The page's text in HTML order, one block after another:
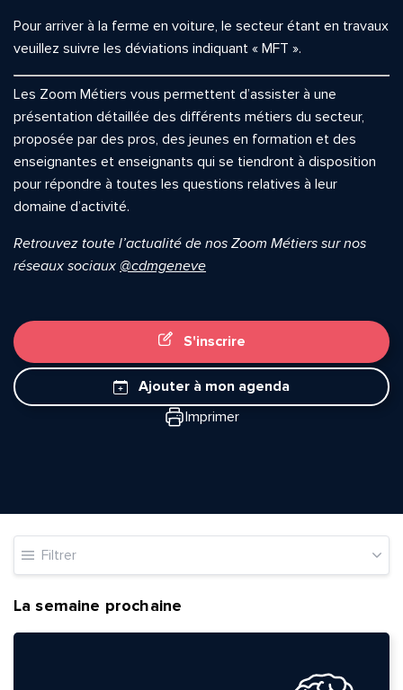
Pour arriver à la ferme en voiture, le secteur étant en travaux
veuillez suivre les déviations indiquant « MFT ».
Les Zoom Métiers vous permettent d’assister à une
présentation détaillée des différents métiers du secteur,
proposée par des pros, des jeunes en formation et des
enseignantes et enseignants qui se tiendront à disposition
pour répondre à toutes les questions relatives à leur
domaine d’activité.
Retrouvez toute l’actualité de nos Zoom Métiers sur nos
réseaux sociaux @cdmgeneve
S'inscrire
Ajouter à mon agenda
Imprimer
Filtrer
La semaine prochaine